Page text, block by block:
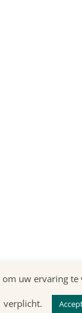
uw ervaring
verplicht.